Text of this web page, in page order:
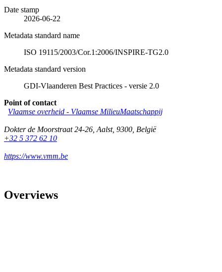
Date stamp
2026-06-22
Metadata standard name
ISO 19115/2003/Cor.1:2006/INSPIRE-TG2.0
Metadata standard version
GDI-Vlaanderen Best Practices - versie 2.0
Point of contact
Vlaamse overheid - Vlaamse MilieuMaatschappij
Dokter de Moorstraat 24-26 Aalst, 9300 België
+32 5 372 62 10
https://www.vmm.be
Overviews